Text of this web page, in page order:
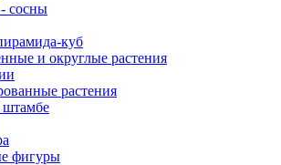
сосны
куб
и округлые растения
растения
фигуры